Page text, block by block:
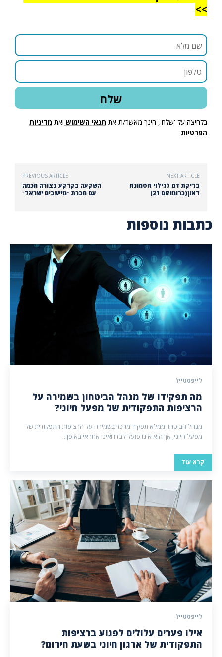
>>
בלחיצה על 'שלח', הינך מאשר/ת את תנאי השימוש ואת מדיניות
הפרטיות
PREVIOUS ARTICLE
השקעה בקרקע בצורה חכמה
עם חברת ״מיישבים ישראל״
NEXT ARTICLE
בדיקת דם לגילוי תסמונת
דאון(כרומוזום 21)
כתבות נוספות
לייפסטייל
מה תפקידו של מנהל הביטחון בשמירה על
הרציפות התפקודית של מפעל חיוני?
מנהל הביטחון ממלא תפקיד מרכזי בשמירה על הרציפות התפקודית של
מפעל חיוני, אך הוא אינו פועל לבדו ואינו אחראי באופן...
קרא עוד
לייפסטייל
אילו פערים עלולים לפגוע ברציפות
התפקודית של ארגון חיוני בשעת חירום?